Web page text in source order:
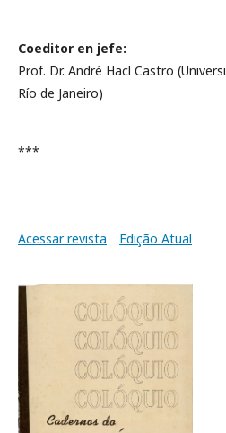
Coeditor en jefe:
Prof. Dr. André Hacl Castro
Río de Janeiro)
***
Acessar revista Edição Atual